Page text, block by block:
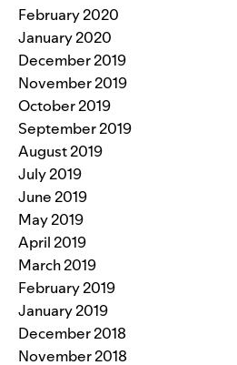
February 2020
January 2020
December 2019
November 2019
October 2019
September 2019
August 2019
July 2019
June 2019
May 2019
April 2019
March 2019
February 2019
January 2019
December 2018
November 2018